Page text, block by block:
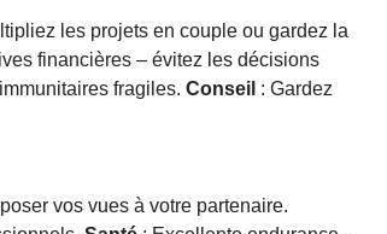
les projets en couple ou gardez la
financières – évitez les décisions
fragiles. Conseil : Gardez
vos vues à votre partenaire.